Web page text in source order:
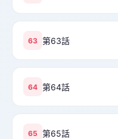
63 第63話
64 第64話
65 第65話